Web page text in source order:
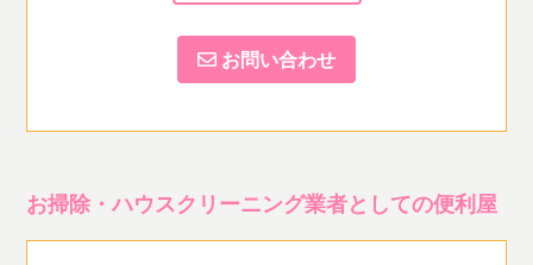
お問い合わせ
お掃除・ハウスクリーニング業者としての便利屋